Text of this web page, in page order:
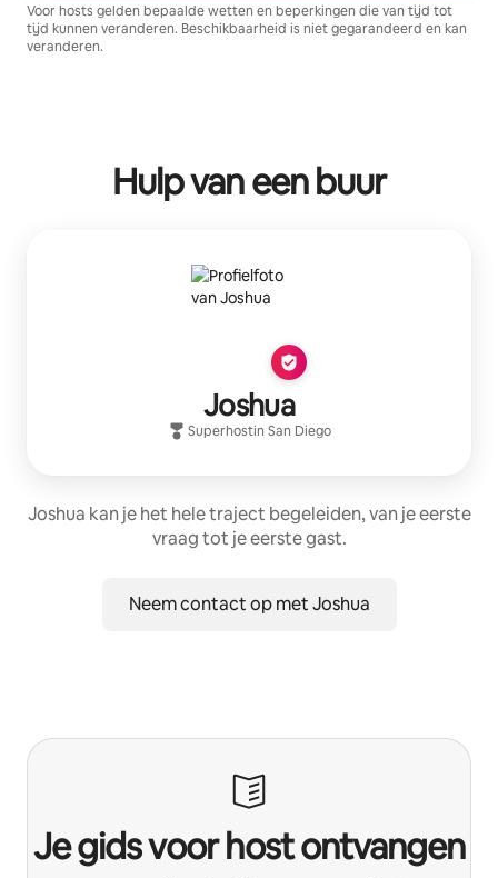
Voor hosts gelden bepaalde wetten en beperkingen die van tijd tot
tijd kunnen veranderen. Beschikbaarheid is niet gegarandeerd en kan
veranderen.
Hulp van een buur
Joshua
Superhostin San Diego
Joshua kan je het hele traject begeleiden, van je eerste
vraag tot je eerste gast.
Neem contact op met Joshua
Je gids voor host ontvangen